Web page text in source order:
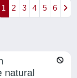
1 2 3 4 5 6
natural